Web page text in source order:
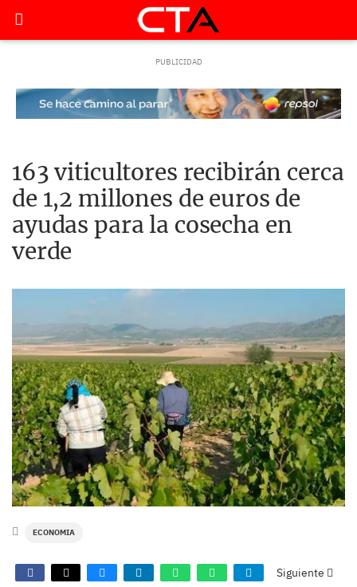
163 viticultores recibirán cerca
de 1,2 millones de euros de
ayudas para la cosecha en
verde
ECONOMIA
Siguiente